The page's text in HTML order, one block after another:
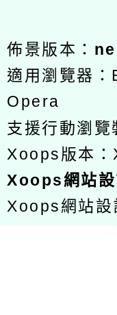
佈景版本：
適用瀏覽器
Opera
支援行動瀏覽
Xoops版本：
Xoops網站
Xoops網站設